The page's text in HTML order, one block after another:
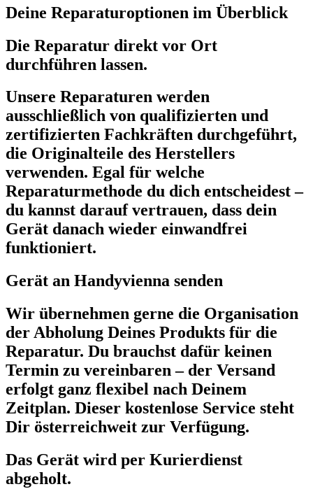
Deine Reparaturoptionen im Überblick
Die Reparatur direkt vor Ort
durchführen lassen.
Unsere Reparaturen werden
ausschließlich von qualifizierten und
zertifizierten Fachkräften durchgeführt,
die Originalteile des Herstellers
verwenden. Egal für welche
Reparaturmethode du dich entscheidest –
du kannst darauf vertrauen, dass dein
Gerät danach wieder einwandfrei
funktioniert.
Gerät an Handyvienna senden
Wir übernehmen gerne die Organisation
der Abholung Deines Produkts für die
Reparatur. Du brauchst dafür keinen
Termin zu vereinbaren – der Versand
erfolgt ganz flexibel nach Deinem
Zeitplan. Dieser kostenlose Service steht
Dir österreichweit zur Verfügung.
Das Gerät wird per Kurierdienst
abgeholt.